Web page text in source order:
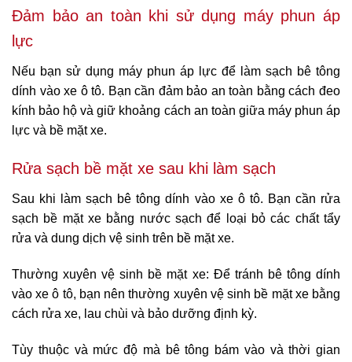
Đảm bảo an toàn khi sử dụng máy phun áp
lực
Nếu bạn sử dụng máy phun áp lực để làm sạch bê tông
dính vào xe ô tô. Bạn cần đảm bảo an toàn bằng cách đeo
kính bảo hộ và giữ khoảng cách an toàn giữa máy phun áp
lực và bề mặt xe.
Rửa sạch bề mặt xe sau khi làm sạch
Sau khi làm sạch bê tông dính vào xe ô tô. Bạn cần rửa
sạch bề mặt xe bằng nước sạch để loại bỏ các chất tẩy
rửa và dung dịch vệ sinh trên bề mặt xe.
Thường xuyên vệ sinh bề mặt xe: Để tránh bê tông dính
vào xe ô tô, bạn nên thường xuyên vệ sinh bề mặt xe bằng
cách rửa xe, lau chùi và bảo dưỡng định kỳ.
Tùy thuộc và mức độ mà bê tông bám vào và thời gian